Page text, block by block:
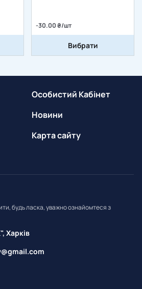
-30.00 ₴/шт
Вибрати
Особистий Кабінет
Новини
Карта сайту
будь ласка, уважно ознайомтеся з
Харків